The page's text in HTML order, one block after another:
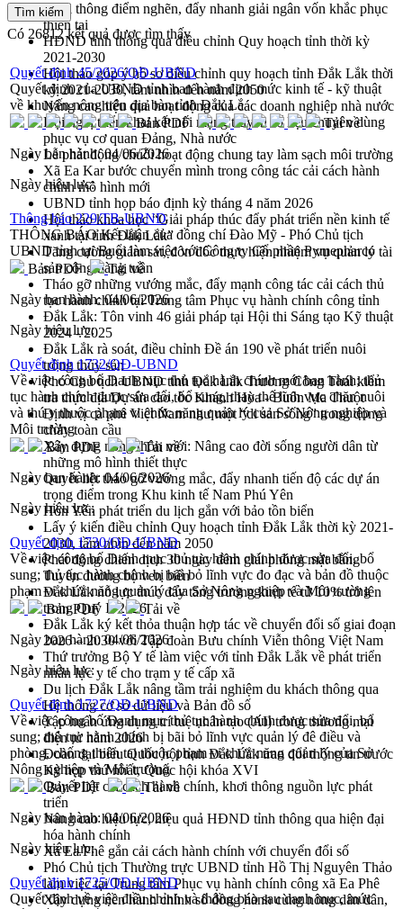
Khơi thông điểm nghẽn, đẩy nhanh giải ngân vốn khắc phục
thiên tai
HĐND tỉnh thông qua điều chỉnh Quy hoạch tỉnh thời kỳ
2021-2030
Hội thảo góp ý hồ sơ điều chỉnh quy hoạch tỉnh Đắk Lắk thời
kỳ 2021-2030, tầm nhìn đến năm 2050
Nâng cao hiệu quả hoạt động của các doanh nghiệp nhà nước
Hội nghị triển khai kết nối mạng truyền số liệu chuyên dùng
phục vụ cơ quan Đảng, Nhà nước
Lễ phát động chuỗi hoạt động chung tay làm sạch môi trường
Xã Ea Kar bước chuyển mình trong công tác cải cách hành
chính mô hình mới
UBND tỉnh họp báo định kỳ tháng 4 năm 2026
Hội thảo khoa học “Giải pháp thúc đẩy phát triển nền kinh tế
xanh tại tỉnh Đắk Lắk”
Tăng cường giám sát, đôn đốc thực hiện nhiệm vụ quản lý tài
sản công hàng tuần
Tháo gỡ những vướng mắc, đẩy mạnh công tác cải cách thủ
tục hành chính tại Trung tâm Phục vụ hành chính công tỉnh
Đắk Lắk: Tôn vinh 46 giải pháp tại Hội thi Sáng tạo Kỹ thuật
2024 - 2025
Đắk Lắk rà soát, điều chỉnh Đề án 190 về phát triển nuôi
trồng thủy sản
Phó Chủ tịch UBND tỉnh Đắk Lắk Trương Công Thái kiểm
tra thực địa Dự án cao tốc Khánh Hòa - Buôn Ma Thuột
Định vị cà phê Việt Nam như một “di sản sống” trong dòng
chảy toàn cầu
Xây dựng nông thôn mới: Nâng cao đời sống người dân từ
những mô hình thiết thực
Quyết liệt tháo gỡ vướng mắc, đẩy nhanh tiến độ các dự án
trọng điểm trong Khu kinh tế Nam Phú Yên
Hòn Yến phát triển du lịch gắn với bảo tồn biển
Lấy ý kiến điều chỉnh Quy hoạch tỉnh Đắk Lắk thời kỳ 2021-
2030, tầm nhìn đến năm 2050
Phát động chiến dịch 30 ngày đêm giải phóng mặt bằng
Tuyến đường bộ ven biển
Đắk Lắk nỗ lực thúc đẩy tăng trưởng kinh tế từ 10% trở lên
trong Quý II/2026
Đắk Lắk ký kết thỏa thuận hợp tác về chuyển đổi số giai đoạn
2026 – 2030 với Tập đoàn Bưu chính Viễn thông Việt Nam
Thứ trưởng Bộ Y tế làm việc với tỉnh Đắk Lắk về phát triển
nhân lực y tế cho trạm y tế cấp xã
Du lịch Đắk Lắk nâng tầm trải nghiệm du khách thông qua
Hệ thống cơ sở dữ liệu và Bản đồ số
Tập huấn ứng dụng trí tuệ nhân tạo (AI) trong thương mại
điện tử năm 2026
Đoàn đại biểu Quốc hội tỉnh Đắk Lắk trao đổi thông tin trước
Kỳ họp thứ nhất, Quốc hội khóa XVI
Quyết liệt cải cách hành chính, khơi thông nguồn lực phát
triển
Nâng cao hiệu lực, hiệu quả HĐND tỉnh thông qua hiện đại
hóa hành chính
Xã Ea Phê gắn cải cách hành chính với chuyển đổi số
Phó Chủ tịch Thường trực UBND tỉnh Hồ Thị Nguyên Thảo
làm việc tại Trung tâm Phục vụ hành chính công xã Ea Phê
Xây dựng nền hành chính số đồng hành cùng nông dân dân,
Có 26812kết quả được tìm thấy
Quyết định 45/2026/QĐ-UBND
Quyết định của UBND tỉnh ban hành định mức kinh tế - kỹ thuật
về khuyến nông trên địa bàn tỉnh Đắk Lắ
Bản PDF
Tải về
Ngày ban hành:04/06/2026
Ngày hiệu lực:
Thông báo 229/TB-UBND
THÔNG BÁO Kết luận của đồng chí Đào Mỹ - Phó Chủ tịch
UBND tỉnh tại Buổi làm việc với Công ty Cổ phần Pymepharco
Bản PDF
Tải về
Ngày ban hành:04/06/2026
Ngày hiệu lực:
Quyết định 1732/QĐ-UBND
Về việc công bố Danh mục thủ tục hành chính mới ban hành; thủ
tục hành chính được sửa đổi, bổ sung, thay thế lĩnh vực chăn nuôi
và thú y thuộc phạm vi chức năng quản lý của Sở Nông nghiệp và
Môi trường
Bản PDF
Tải về
Ngày ban hành:04/06/2026
Ngày hiệu lực:
Quyết định 1730/QĐ-UBND
Về việc công bố Danh mục thủ tục hành chính được sửa đổi, bổ
sung; thủ tục hành chính bị bãi bỏ lĩnh vực đo đạc và bản đồ thuộc
phạm vi chức năng quản lý của Sở Nông nghiệp và Môi trường
Bản PDF
Tải về
Ngày ban hành:04/06/2026
Ngày hiệu lực:
Quyết định 1727/QĐ-UBND
Về việc công bố Danh mục thủ tục hành chính được sửa đổi, bổ
sung; thủ tục hành chính bị bãi bỏ lĩnh vực quản lý đê điều và
phòng, chống thiên tai thuộc phạm vi chức năng quản lý của Sở
Nông nghiệp và Môi trường
Bản PDF
Tải về
Ngày ban hành:04/06/2026
Ngày hiệu lực:
Quyết định 1725/QĐ-UBND
Quyết định về việc điều chỉnh và thông báo sau danh mục, mức